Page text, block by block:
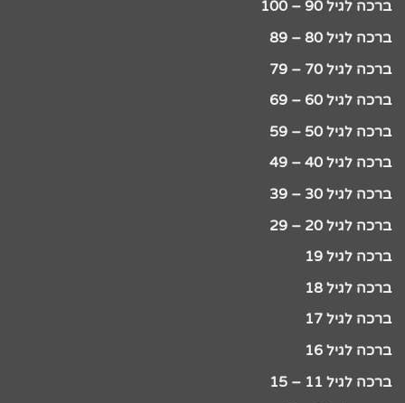
ברכה לגיל 90 – 100
ברכה לגיל 80 – 89
ברכה לגיל 70 – 79
ברכה לגיל 60 – 69
ברכה לגיל 50 – 59
ברכה לגיל 40 – 49
ברכה לגיל 30 – 39
ברכה לגיל 20 – 29
ברכה לגיל 19
ברכה לגיל 18
ברכה לגיל 17
ברכה לגיל 16
ברכה לגיל 11 – 15